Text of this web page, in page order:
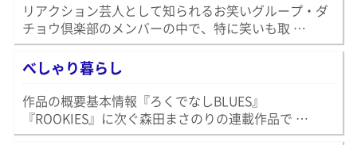
リアクション芸人として知られるお笑いグループ・ダ
チョウ倶楽部のメンバーの中で、特に笑いも取 …
べしゃり暮らし
作品の概要基本情報『ろくでなしBLUES』
『ROOKIES』に次ぐ森田まさのりの連載作品で …